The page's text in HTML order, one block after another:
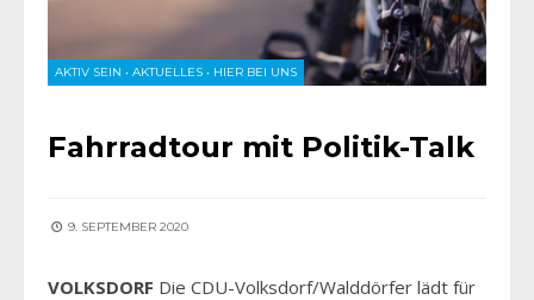
AKTIV SEIN • AKTUELLES • HIER BEI UNS
Fahrradtour mit Politik-Talk
9. SEPTEMBER 2020
VOLKSDORF Die CDU-Volksdorf/Walddörfer lädt für